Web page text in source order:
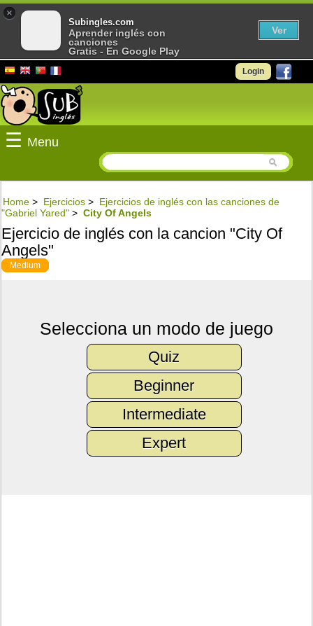
Login
☰ Menu
Home > Ejercicios > Ejercicios de inglés con las canciones de
"Gabriel Yared" > City Of Angels
Ejercicio de inglés con la cancion "City Of
Angels"
Medium
Selecciona un modo de juego
Quiz
Beginner
Intermediate
Expert
×
Subingles.com
Aprender inglés con
canciones
Gratis - En Google Play
Ver